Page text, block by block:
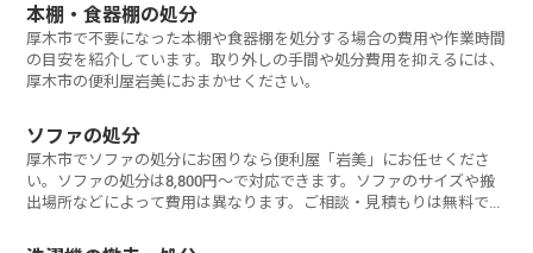
本棚・食器棚の処分
厚木市で不要になった本棚や食器棚を処分する場合の費用や作業時間
の目安を紹介しています。取り外しの手間や処分費用を抑えるには、
厚木市の便利屋岩美におまかせください。
ソファの処分
厚木市でソファの処分にお困りなら便利屋「岩美」にお任せくださ
い。ソファの処分は8,800円～で対応できます。ソファのサイズや搬
出場所などによって費用は異なります。ご相談・見積もりは無料で